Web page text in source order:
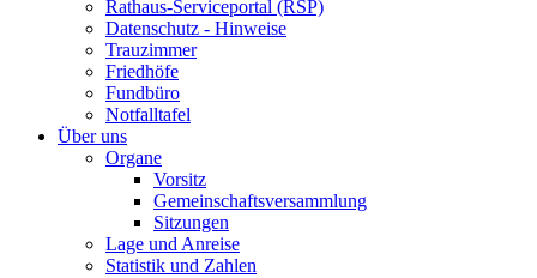
Rathaus-Serviceportal (RSP)
Datenschutz - Hinweise
Trauzimmer
Friedhöfe
Fundbüro
Notfalltafel
Über uns
Organe
Vorsitz
Gemeinschaftsversammlung
Sitzungen
Lage und Anreise
Statistik und Zahlen